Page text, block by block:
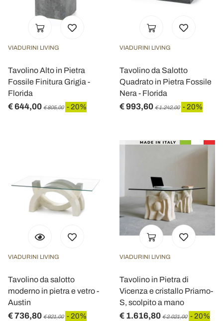
VIADURINI LIVING
Tavolino Alto in Pietra
Fossile Finitura Grigia -
Florida
€ 644,00 € 805,00 - 20%
VIADURINI LIVING
Tavolino da Salotto
Quadrato in Pietra Fossile
Nera - Florida
€ 993,60 € 1.242,00 - 20%
VIADURINI LIVING
Tavolino da salotto
moderno in pietra e vetro -
Austin
€ 736,80 € 921,00 - 20%
VIADURINI LIVING
Tavolino in Pietra di
Vicenza e cristallo Priamo-
S, scolpito a mano
€ 1.616,80 € 2.021,00 - 20%